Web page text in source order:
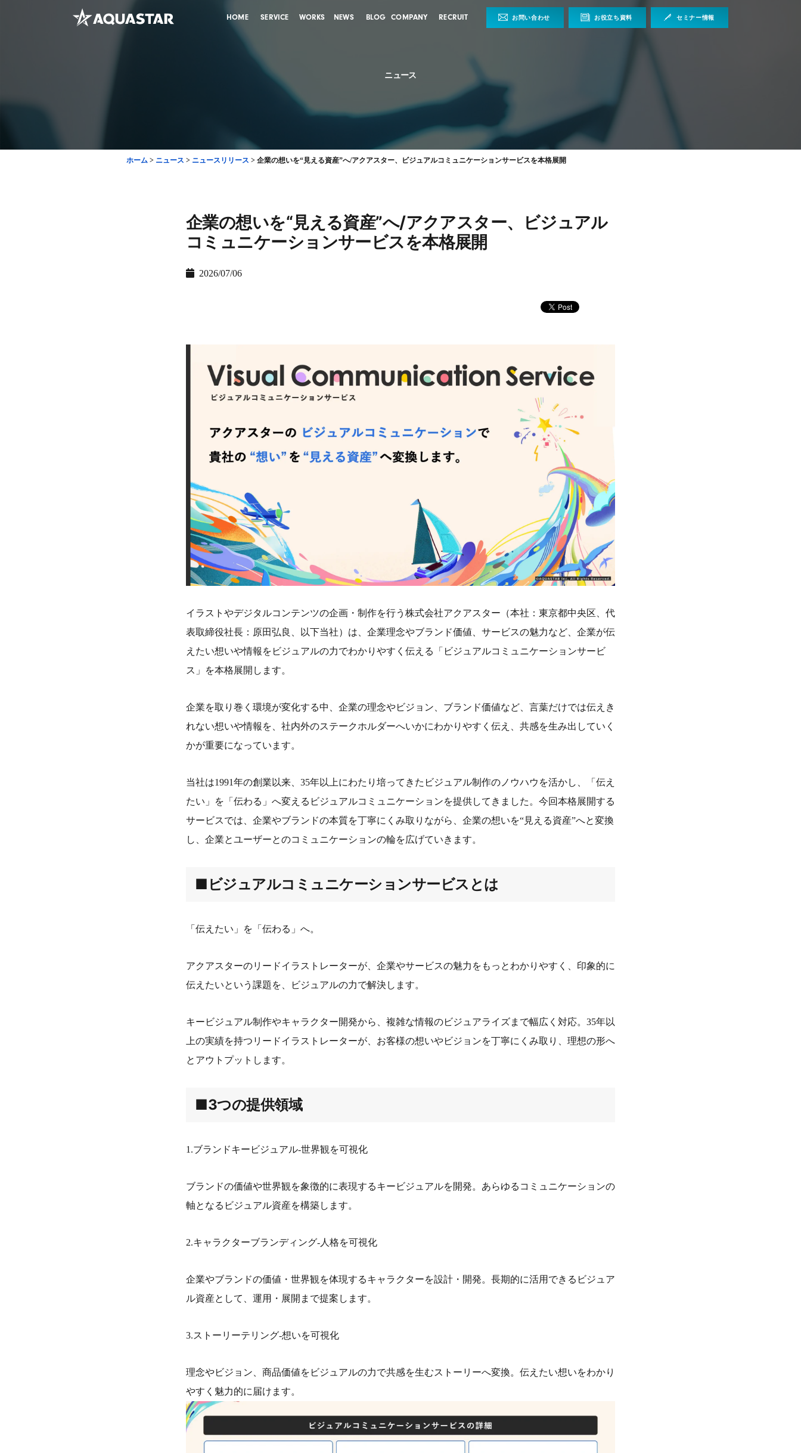
HOME SERVICE WORKS NEWS BLOG COMPANY RECRUIT お問い合わせ お役立ち資料 セミナー情報
ニュース
ホーム > ニュース > ニュースリリース > 企業の想いを“見える資産”へ/アクアスター、ビジュアルコミュニケーションサービスを本格展開
企業の想いを“見える資産”へ/アクアスター、ビジュアル
コミュニケーションサービスを本格展開
2026/07/06
イラストやデジタルコンテンツの企画・制作を行う株式会社アクアスター（本社：東京都中央区、代
表取締役社長：原田弘良、以下当社）は、企業理念やブランド価値、サービスの魅力など、企業が伝
えたい想いや情報をビジュアルの力でわかりやすく伝える「ビジュアルコミュニケーションサービ
ス」を本格展開します。
企業を取り巻く環境が変化する中、企業の理念やビジョン、ブランド価値など、言葉だけでは伝えき
れない想いや情報を、社内外のステークホルダーへいかにわかりやすく伝え、共感を生み出していく
かが重要になっています。
当社は1991年の創業以来、35年以上にわたり培ってきたビジュアル制作のノウハウを活かし、「伝え
たい」を「伝わる」へ変えるビジュアルコミュニケーションを提供してきました。今回本格展開する
サービスでは、企業やブランドの本質を丁寧にくみ取りながら、企業の想いを“見える資産”へと変換
し、企業とユーザーとのコミュニケーションの輪を広げていきます。
■ビジュアルコミュニケーションサービスとは
「伝えたい」を「伝わる」へ。
アクアスターのリードイラストレーターが、企業やサービスの魅力をもっとわかりやすく、印象的に
伝えたいという課題を、ビジュアルの力で解決します。
キービジュアル制作やキャラクター開発から、複雑な情報のビジュアライズまで幅広く対応。35年以
上の実績を持つリードイラストレーターが、お客様の想いやビジョンを丁寧にくみ取り、理想の形へ
とアウトプットします。
■3つの提供領域
1.ブランドキービジュアル-世界観を可視化
ブランドの価値や世界観を象徴的に表現するキービジュアルを開発。あらゆるコミュニケーションの
軸となるビジュアル資産を構築します。
2.キャラクターブランディング-人格を可視化
企業やブランドの価値・世界観を体現するキャラクターを設計・開発。長期的に活用できるビジュア
ル資産として、運用・展開まで提案します。
3.ストーリーテリング-想いを可視化
理念やビジョン、商品価値をビジュアルの力で共感を生むストーリーへ変換。伝えたい想いをわかり
やすく魅力的に届けます。